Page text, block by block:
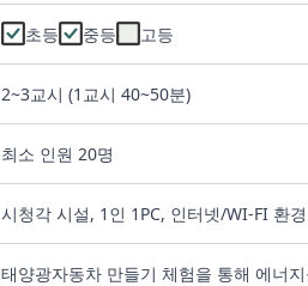
초등 중등 고등
2~3교시 (1교시 40~50분)
최소 인원 20명
시청각 시설, 1인 1PC, 인터넷/WI-FI 환경
태양광자동차 만들기 체험을 통해 에너